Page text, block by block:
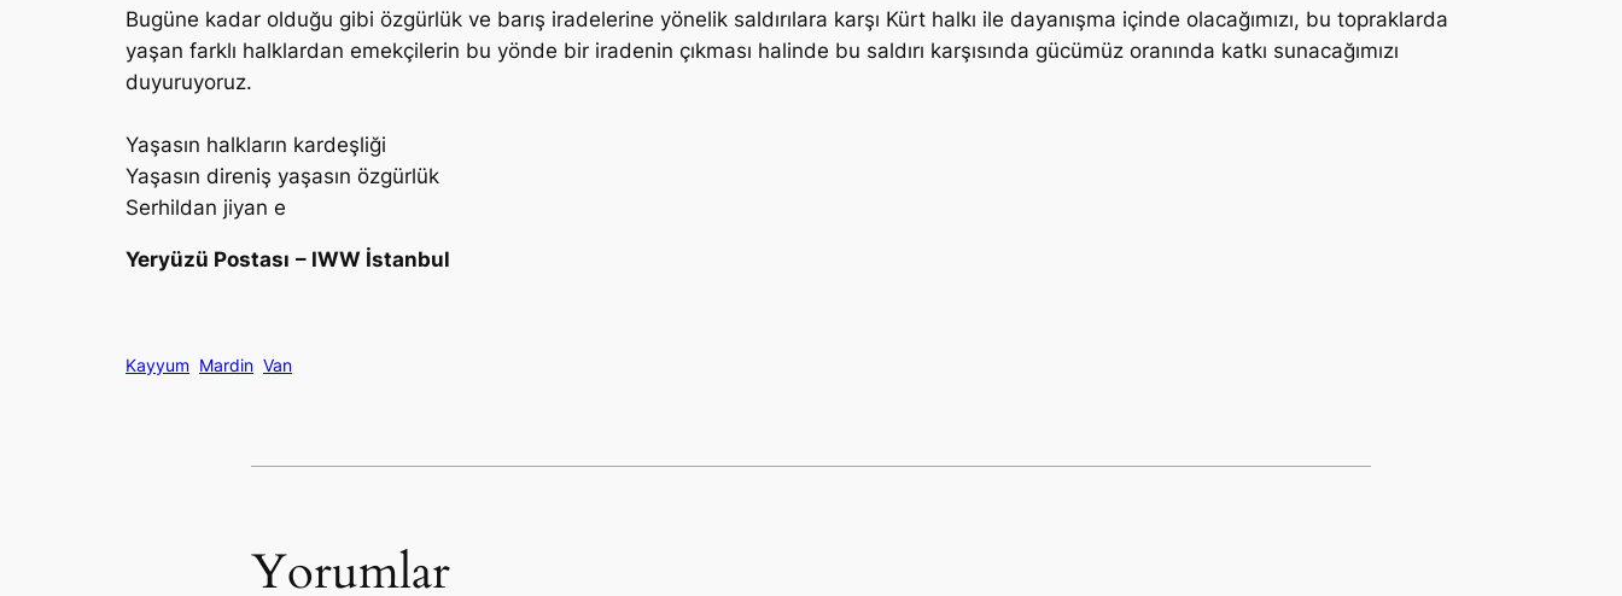
Bugüne kadar olduğu gibi özgürlük ve barış iradelerine yönelik saldırılara karşı Kürt halkı ile dayanışma içinde olacağımızı, bu topraklarda
yaşan farklı halklardan emekçilerin bu yönde bir iradenin çıkması halinde bu saldırı karşısında gücümüz oranında katkı sunacağımızı
duyuruyoruz.
Yaşasın halkların kardeşliği
Yaşasın direniş yaşasın özgürlük
Serhildan jiyan e
Yeryüzü Postası – IWW İstanbul
Kayyum Mardin Van
Yorumlar